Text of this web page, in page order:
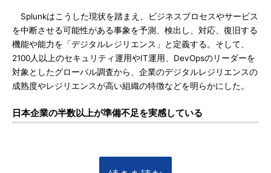
Splunkはこうした現状を踏まえ、ビジネスプロセスやサービス
を中断させる可能性がある事象を予測、検出し、対応、復旧する
機能や能力を「デジタルレジリエンス」と定義する。そして、
2100人以上のセキュリティ運用やIT運用、DevOpsのリーダーを
対象としたグローバル調査から、企業のデジタルレジリエンスの
成熟度やレジリエンスが高い組織の特徴などを明らかにした。
日本企業の半数以上が準備不足を実感している